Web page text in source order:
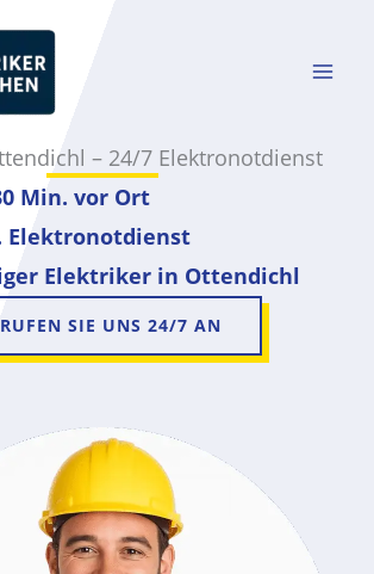
– 24/7 Elektronotdienst
Min. vor Ort
Elektronotdienst
Elektriker in Ottendichl
RUFEN SIE UNS 24/7 AN